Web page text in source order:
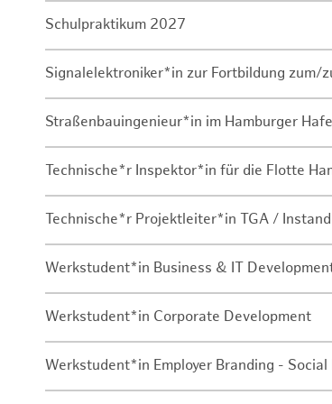
Schulpraktikum 2027
Signalelektroniker*in zur Fortbildung zum/
Straßenbauingenieur*in im Hamburger
Technische*r Inspektor*in für die Flotte
Technische*r Projektleiter*in TGA /
Werkstudent*in Business & IT
Werkstudent*in Corporate Development
Werkstudent*in Employer Branding - Social